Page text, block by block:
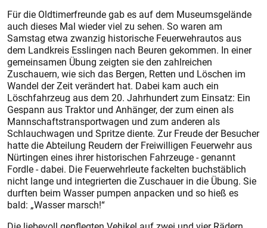
Für die Oldtimerfreunde gab es auf dem Museumsgelände
auch dieses Mal wieder viel zu sehen. So waren am
Samstag etwa zwanzig historische Feuerwehrautos aus
dem Landkreis Esslingen nach Beuren gekommen. In einer
gemeinsamen Übung zeigten sie den zahlreichen
Zuschauern, wie sich das Bergen, Retten und Löschen im
Wandel der Zeit verändert hat. Dabei kam auch ein
Löschfahrzeug aus dem 20. Jahrhundert zum Einsatz: Ein
Gespann aus Traktor und Anhänger, der zum einen als
Mannschaftstransportwagen und zum anderen als
Schlauchwagen und Spritze diente. Zur Freude der Besucher
hatte die Abteilung Reudern der Freiwilligen Feuerwehr aus
Nürtingen eines ihrer historischen Fahrzeuge - genannt
Fordle - dabei. Die Feuerwehrleute fackelten buchstäblich
nicht lange und integrierten die Zuschauer in die Übung. Sie
durften beim Wasser pumpen anpacken und so hieß es
bald: „Wasser marsch!“